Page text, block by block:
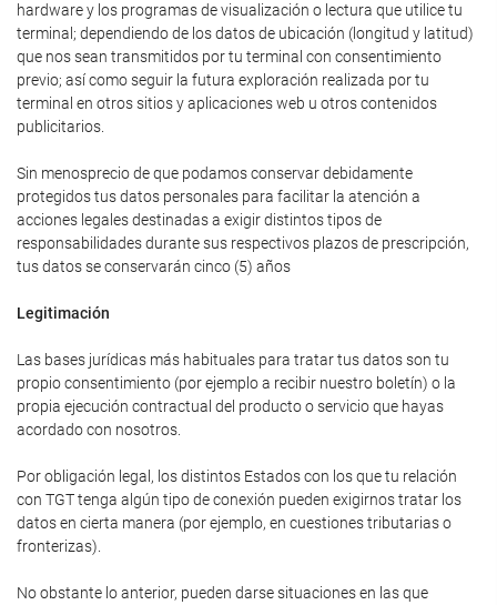
hardware y los programas de visualización o lectura que utilice tu
terminal; dependiendo de los datos de ubicación (longitud y latitud)
que nos sean transmitidos por tu terminal con consentimiento
previo; así como seguir la futura exploración realizada por tu
terminal en otros sitios y aplicaciones web u otros contenidos
publicitarios.
Sin menosprecio de que podamos conservar debidamente
protegidos tus datos personales para facilitar la atención a
acciones legales destinadas a exigir distintos tipos de
responsabilidades durante sus respectivos plazos de prescripción,
tus datos se conservarán cinco (5) años
Legitimación
Las bases jurídicas más habituales para tratar tus datos son tu
propio consentimiento (por ejemplo a recibir nuestro boletín) o la
propia ejecución contractual del producto o servicio que hayas
acordado con nosotros.
Por obligación legal, los distintos Estados con los que tu relación
con TGT tenga algún tipo de conexión pueden exigirnos tratar los
datos en cierta manera (por ejemplo, en cuestiones tributarias o
fronterizas).
No obstante lo anterior, pueden darse situaciones en las que